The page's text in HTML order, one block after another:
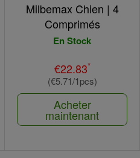
Milbemax Chien | 4
Comprimés
En Stock
€22.83*
(€5.71/1pcs)
Acheter
maintenant